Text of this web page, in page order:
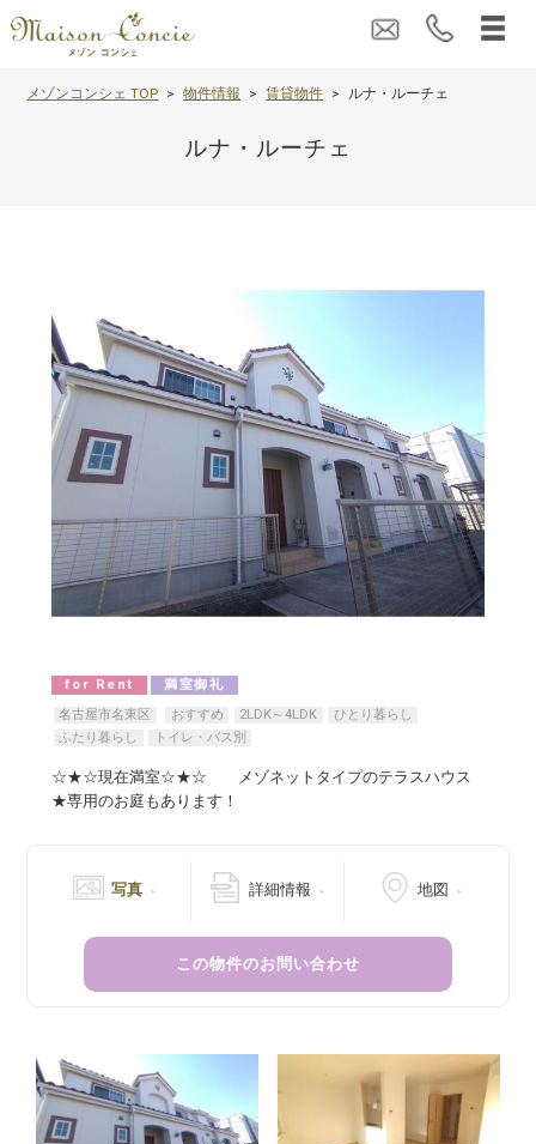
メゾンコンシェ TOP 物件情報 賃貸物件 ルナ・ルーチェ
ルナ・ルーチェ
for Rent
満室御礼
名古屋市名東区
おすすめ 2LDK～4LDK
ひとり暮らし
ふたり暮らし
トイレ・バス別
☆★☆現在満室☆★☆ メゾネットタイプのテラスハウス
★専用のお庭もあります！
写真 詳細情報 地図
この物件のお問い合わせ